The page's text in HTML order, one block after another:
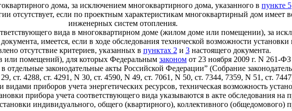
дома, за исключением многоквартирного дома, указанного в пункте 5
отсутствует, если по проектным характеристикам многоквартирный дом имеет
инженерных систем отопления.
вида в многоквартирном доме (жилом доме или помещении), за
имеется, если в ходе обследования технической возможности
отсутствие критериев, указанных в пунктах 2 и 3настоящего документа.
помещений), для которых Федеральным законом от 23 ноября 2009 г. N 261-
отдельные законодательные акты Российской Федерации” (Собрание
ст. 4288, ст. 4291, N 30, ст. 4590, N 49, ст. 7061, N 50, ст. 7344, 7359, N 51, ст.
приборов учета энергетических ресурсов, техническая возможность
прибора учета соответствующего вида указываются в акте обследования на
индивидуального, общего (квартирного), коллективного (общедомового)